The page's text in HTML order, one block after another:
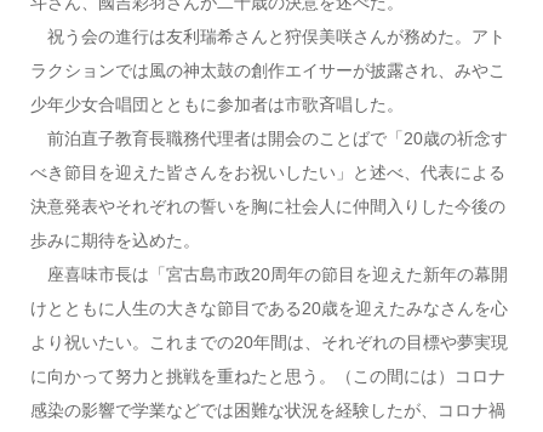
祝う会の進行は友利瑞希さんと狩俣美咲さんが務めた。アト
ラクションでは風の神太鼓の創作エイサーが披露され、みやこ
少年少女合唱団とともに参加者は市歌斉唱した。
前泊直子教育長職務代理者は開会のことばで「20歳の祈念す
べき節目を迎えた皆さんをお祝いしたい」と述べ、代表による
決意発表やそれぞれの誓いを胸に社会人に仲間入りした今後の
歩みに期待を込めた。
座喜味市長は「宮古島市政20周年の節目を迎えた新年の幕開
けとともに人生の大きな節目である20歳を迎えたみなさんを心
より祝いたい。これまでの20年間は、それぞれの目標や夢実現
に向かって努力と挑戦を重ねたと思う。（この間には）コロナ
感染の影響で学業などでは困難な状況を経験したが、コロナ禍